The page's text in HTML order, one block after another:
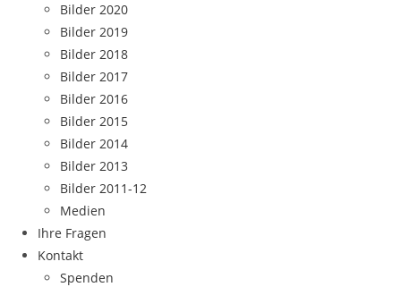
Bilder 2020
Bilder 2019
Bilder 2018
Bilder 2017
Bilder 2016
Bilder 2015
Bilder 2014
Bilder 2013
Bilder 2011-12
Medien
Ihre Fragen
Kontakt
Spenden